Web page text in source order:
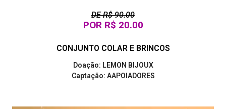
DE R$ 90.00
POR R$ 20.00
CONJUNTO COLAR E BRINCOS
Doação: LEMON BIJOUX
Captação: AAPOIADORES